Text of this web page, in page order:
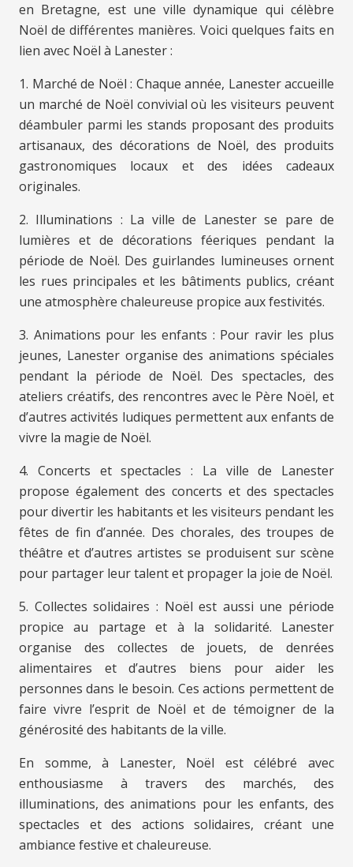
en Bretagne, est une ville dynamique qui célèbre
Noël de différentes manières. Voici quelques faits en
lien avec Noël à Lanester :
1. Marché de Noël : Chaque année, Lanester accueille
un marché de Noël convivial où les visiteurs peuvent
déambuler parmi les stands proposant des produits
artisanaux, des décorations de Noël, des produits
gastronomiques locaux et des idées cadeaux
originales.
2. Illuminations : La ville de Lanester se pare de
lumières et de décorations féeriques pendant la
période de Noël. Des guirlandes lumineuses ornent
les rues principales et les bâtiments publics, créant
une atmosphère chaleureuse propice aux festivités.
3. Animations pour les enfants : Pour ravir les plus
jeunes, Lanester organise des animations spéciales
pendant la période de Noël. Des spectacles, des
ateliers créatifs, des rencontres avec le Père Noël, et
d’autres activités ludiques permettent aux enfants de
vivre la magie de Noël.
4. Concerts et spectacles : La ville de Lanester
propose également des concerts et des spectacles
pour divertir les habitants et les visiteurs pendant les
fêtes de fin d’année. Des chorales, des troupes de
théâtre et d’autres artistes se produisent sur scène
pour partager leur talent et propager la joie de Noël.
5. Collectes solidaires : Noël est aussi une période
propice au partage et à la solidarité. Lanester
organise des collectes de jouets, de denrées
alimentaires et d’autres biens pour aider les
personnes dans le besoin. Ces actions permettent de
faire vivre l’esprit de Noël et de témoigner de la
générosité des habitants de la ville.
En somme, à Lanester, Noël est célébré avec
enthousiasme à travers des marchés, des
illuminations, des animations pour les enfants, des
spectacles et des actions solidaires, créant une
ambiance festive et chaleureuse.